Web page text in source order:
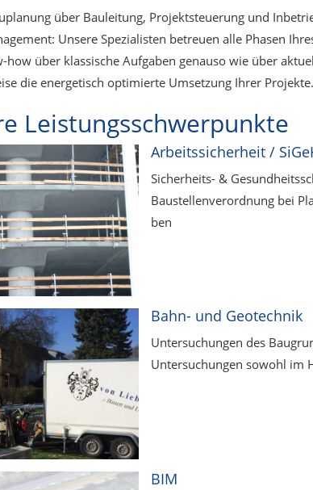
über Bauleitung, Projektsteuerung und
Unsere Spezialisten betreuen alle Phasen
how über klassische Aufgaben genauso wie über
die energetisch optimierte Umsetzung Ihrer Projekte.
Leistungsschwerpunkte
Arbeitssicherheit /
Sicherheits- &
Baustellenverordnung bei
ben
Bahn- und Geotechnik
Untersuchungen des
Untersuchungen sowohl im
BIM